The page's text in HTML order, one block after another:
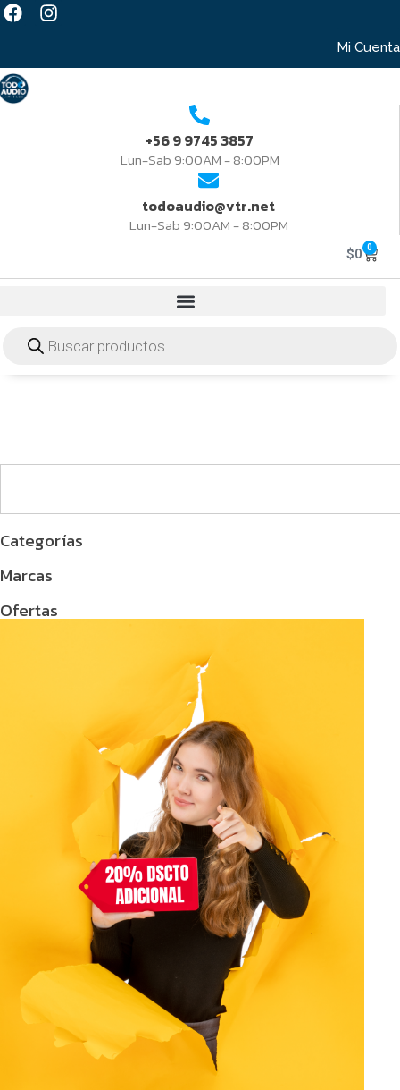
Mi Cuenta
+56 9 9745 3857
Lun-Sab 9:00AM - 8:00PM
todoaudio@vtr.net
Lun-Sab 9:00AM - 8:00PM
$0 0
Categorías
Marcas
Ofertas